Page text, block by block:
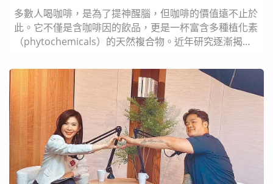
多數人喝咖啡，是為了提神醒腦，但咖啡的價值遠不止於
此。它不僅是含咖啡因的飲品，更是一杯富含多種植化素
（phytochemicals）的天然複合物。近年研究逐漸揭
而是人類巧妙「逆利用」植物演化化學的結果。 對咖啡
樹而言，咖啡因與綠原酸並不是為了讓人類更有精神而存
在。這些成分原本是植物在長時間演化中，為了自我保護
所發展出的天然防禦機制，能干擾昆蟲的神經...